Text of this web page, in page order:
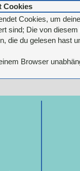
Cookies
Cookies, um
sind; Die von
die du gelesen hast
Browser